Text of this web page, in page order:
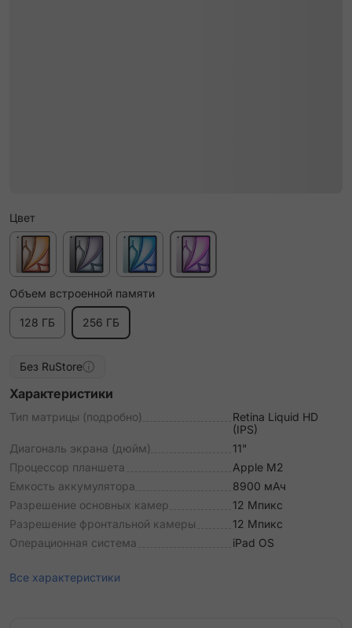
Цвет
Объем встроенной памяти
128 ГБ 256 ГБ
Без RuStore
Характеристики
Тип матрицы (подробно)
Retina Liquid HD
(IPS)
Диагональ экрана (дюйм)
11"
Процессор планшета
Apple М2
Емкость аккумулятора
8900 мАч
Разрешение основных камер
12 Мпикс
Разрешение фронтальной камеры
12 Мпикс
Операционная система
iPad OS
Все характеристики